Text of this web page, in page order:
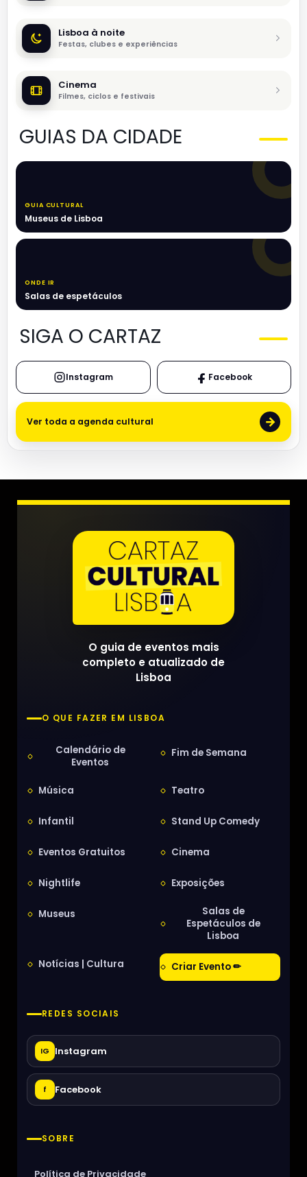
Lisboa à noite
Festas, clubes e experiências
Cinema
Filmes, ciclos e festivais
GUIAS DA CIDADE
GUIA CULTURAL
Museus de Lisboa
ONDE IR
Salas de espetáculos
SIGA O CARTAZ
Instagram Facebook
Ver toda a agenda cultural →
O guia de eventos mais
completo e atualizado de
Lisboa
O QUE FAZER EM LISBOA
Calendário de
Eventos
Fim de Semana
Música Teatro
Infantil Stand Up Comedy
Eventos Gratuitos Cinema
Nightlife Exposições
Museus
Salas de
Espetáculos de
Lisboa
Notícias | Cultura Criar Evento ✏
REDES SOCIAIS
IG Instagram
f Facebook
SOBRE
Política de Privacidade